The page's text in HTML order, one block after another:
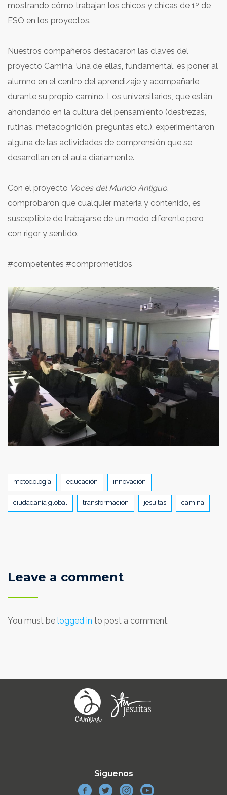
mostrando cómo trabajan los chicos y chicas de 1º de
ESO en los proyectos.
Nuestros compañeros destacaron las claves del
proyecto Camina. Una de ellas, fundamental, es poner al
alumno en el centro del aprendizaje y acompañarle
durante su propio camino. Los universitarios, que están
ahondando en la cultura del pensamiento (destrezas,
rutinas, metacognición, preguntas etc.), experimentaron
alguna de las actividades de comprensión que se
desarrollan en el aula diariamente.
Con el proyecto Voces del Mundo Antiguo,
comprobaron que cualquier materia y contenido, es
susceptible de trabajarse de un modo diferente pero
con rigor y sentido.
#competentes #comprometidos
Tags
metodología educación innovación
ciudadanía global transformación jesuitas camina
Leave a comment
You must be logged in to post a comment.
Siguenos